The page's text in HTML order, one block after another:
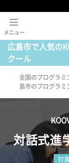
広島市で人気の
クール
全国のプログラミ
島市のプログラミ
対話式進
対